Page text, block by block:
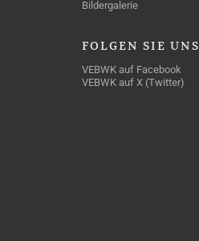
Bildergalerie
FOLGEN SIE UNS
VEBWK auf Facebook
VEBWK auf X (Twitter)